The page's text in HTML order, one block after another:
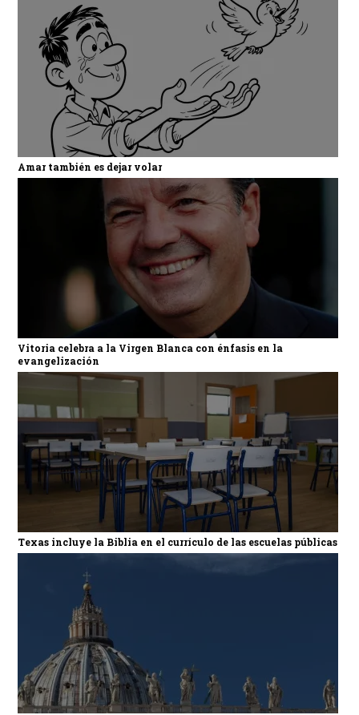
Amar también es dejar volar
Vitoria celebra a la Virgen Blanca con énfasis en la
evangelización
Texas incluye la Biblia en el currículo de las escuelas públicas